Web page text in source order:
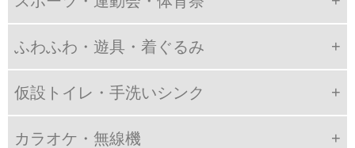
ふわふわ・遊具・着ぐるみ
仮設トイレ・手洗いシンク
カラオケ・無線機